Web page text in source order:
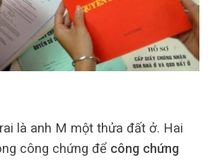
là anh M một thửa đất ở. Hai
công chứng để công chứng